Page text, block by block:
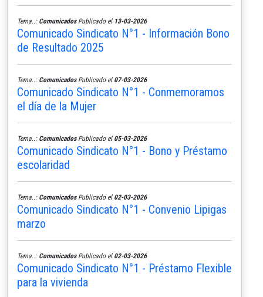
Tema..: ComunicadosPublicado el 13-03-2026
Comunicado Sindicato N°1 - Información Bono
de Resultado 2025
Tema..: ComunicadosPublicado el 07-03-2026
Comunicado Sindicato N°1 - Conmemoramos
el día de la Mujer
Tema..: ComunicadosPublicado el 05-03-2026
Comunicado Sindicato N°1 - Bono y Préstamo
escolaridad
Tema..: ComunicadosPublicado el 02-03-2026
Comunicado Sindicato N°1 - Convenio Lipigas
marzo
Tema..: ComunicadosPublicado el 02-03-2026
Comunicado Sindicato N°1 - Préstamo Flexible
para la vivienda